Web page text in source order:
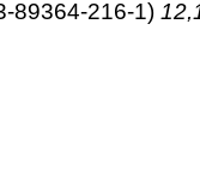
89364-216-1)